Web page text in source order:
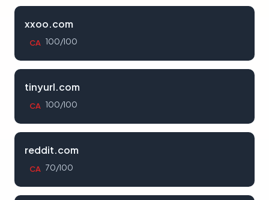
xxoo.com
CA 100/100
tinyurl.com
CA 100/100
reddit.com
CA 70/100